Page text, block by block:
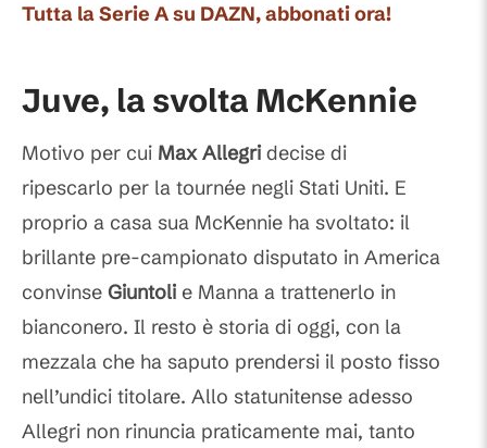
Tutta la Serie A su DAZN, abbonati ora!
Juve, la svolta McKennie
Motivo per cui Max Allegri decise di
ripescarlo per la tournée negli Stati Uniti. E
proprio a casa sua McKennie ha svoltato: il
brillante pre-campionato disputato in America
convinse Giuntoli e Manna a trattenerlo in
bianconero. Il resto è storia di oggi, con la
mezzala che ha saputo prendersi il posto fisso
nell’undici titolare. Allo statunitense adesso
Allegri non rinuncia praticamente mai, tanto